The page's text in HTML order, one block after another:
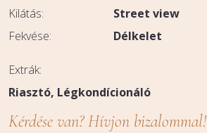
Kilátás:
Street view
Fekvése:
Délkelet
Extrák:
Riasztó Légkondícionáló
Kérdése van? Hívjon bizalommal!